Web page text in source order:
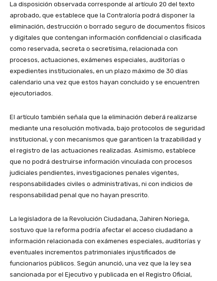
La disposición observada corresponde al artículo 20 del texto
aprobado, que establece que la Contraloría podrá disponer la
eliminación, destrucción o borrado seguro de documentos físicos
y digitales que contengan información confidencial o clasificada
como reservada, secreta o secretísima, relacionada con
procesos, actuaciones, exámenes especiales, auditorías o
expedientes institucionales, en un plazo máximo de 30 días
calendario una vez que estos hayan concluido y se encuentren
ejecutoriados.
El artículo también señala que la eliminación deberá realizarse
mediante una resolución motivada, bajo protocolos de seguridad
institucional, y con mecanismos que garanticen la trazabilidad y
el registro de las actuaciones realizadas. Asimismo, establece
que no podrá destruirse información vinculada con procesos
judiciales pendientes, investigaciones penales vigentes,
responsabilidades civiles o administrativas, ni con indicios de
responsabilidad penal que no hayan prescrito.
La legisladora de la Revolución Ciudadana, Jahiren Noriega,
sostuvo que la reforma podría afectar el acceso ciudadano a
información relacionada con exámenes especiales, auditorías y
eventuales incrementos patrimoniales injustificados de
funcionarios públicos. Según anunció, una vez que la ley sea
sancionada por el Ejecutivo y publicada en el Registro Oficial,